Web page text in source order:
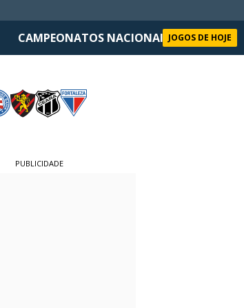
CAMPEONATOS NACIONAIS SELEÇÃO
JOGOS DE HOJE
PUBLICIDADE